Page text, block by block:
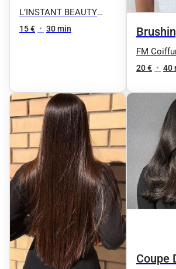
L’INSTANT BEAUTY
FANE
15 € • 30 min
FM
20 € • 40
Coupe